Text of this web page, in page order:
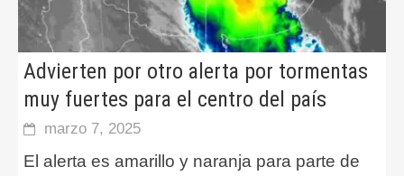
Advierten por otro alerta por tormentas
muy fuertes para el centro del país
marzo 7, 2025
El alerta es amarillo y naranja para parte de